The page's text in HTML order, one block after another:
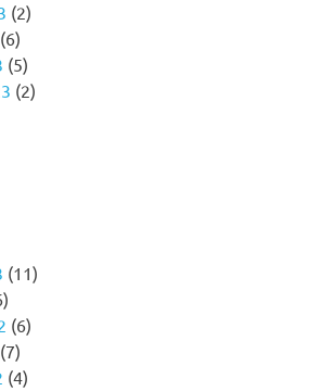
(2)
(6)
(5)
(2)
(11)
(6)
(7)
(4)